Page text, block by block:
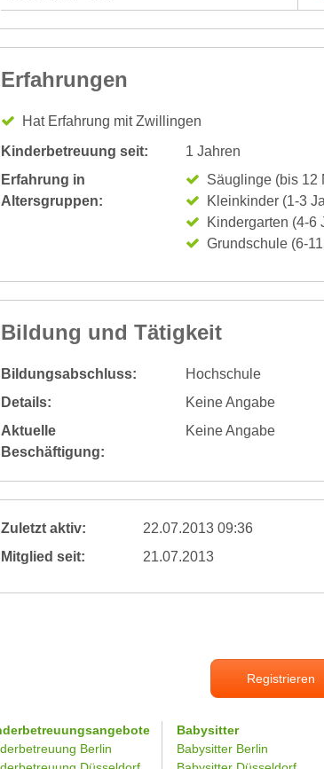
Erfahrungen
Hat Erfahrung mit Zwillingen
Kinderbetreuung seit:
1 Jahren
Erfahrung in
Altersgruppen:
Säuglinge (bis 12
Kleinkinder (1-3
Kindergarten (4-6
Grundschule (6-
Bildung und Tätigkeit
Bildungsabschluss:
Hochschule
Details:
Keine Angabe
Aktuelle
Beschäftigung:
Keine Angabe
Zuletzt aktiv: 22.07.2013 09:36
Mitglied seit:
21.07.2013
Registrieren
Berlin
Babysitter
Babysitter Berlin